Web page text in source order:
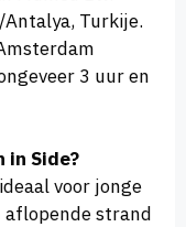
Turkije.
3 uur en
in Side?
voor jonge
aflopende strand